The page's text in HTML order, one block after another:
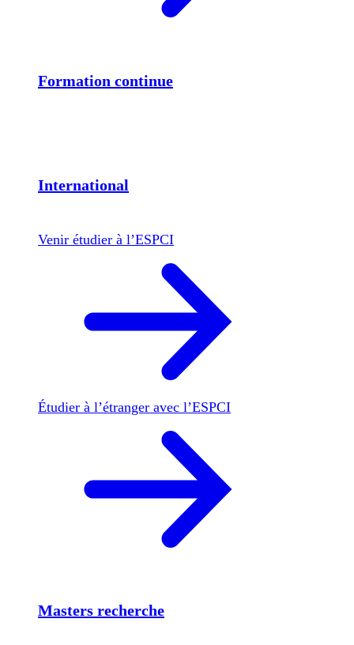
Formation continue
International
Venir étudier à l’ESPCI
Étudier à l’étranger avec l’ESPCI
Masters recherche